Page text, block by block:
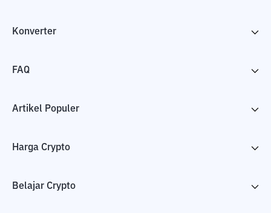
Konverter
FAQ
Artikel Populer
Harga Crypto
Belajar Crypto